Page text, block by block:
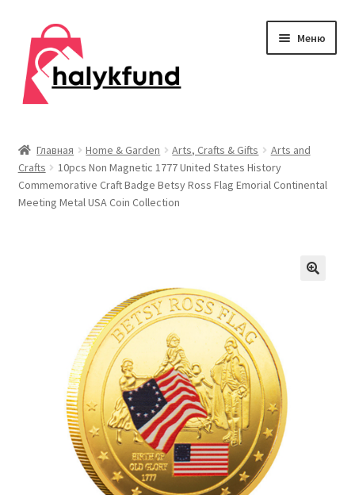
Перейти
навигации
Перейти
содержимому
Меню
Главная
Публикации
Главная Home & Garden Arts, Crafts & Gifts
Arts and
Crafts
10pcs Non Magnetic 1777 United States History
Commemorative Craft Badge Betsy Ross Flag Emorial Continental
Meeting Metal USA Coin Collection